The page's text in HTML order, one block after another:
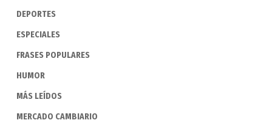
DEPORTES
ESPECIALES
FRASES POPULARES
HUMOR
MÁS LEÍDOS
MERCADO CAMBIARIO